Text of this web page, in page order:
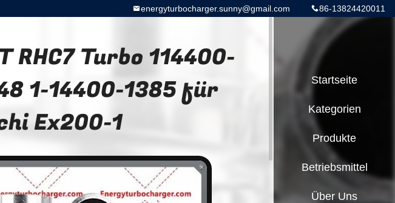
86-13824420011
energyturbocharger.sunny@gmail.com
RHC7 Turbo 114400-
1-14400-1385 für
Ex200-1
Startseite
Kategorien
Produkte
Betriebsmittel
Über Uns